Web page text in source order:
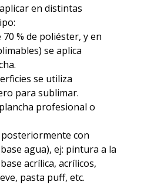
en distintas
70 % de poliéster, y en
se aplica
se utiliza
para sublimar.
profesional o
con
agua), ej: pintura a la
acrílica, acrílicos,
pasta puff, etc.